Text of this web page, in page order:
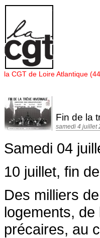
Panneau de gestion des
la CGT de Loire Atlantique
Fin de la
samedi 4 juillet
Samedi 04
10 juillet, fin
Des milliers
logements,
précaires, au